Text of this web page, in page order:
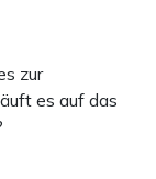
zur
es auf das